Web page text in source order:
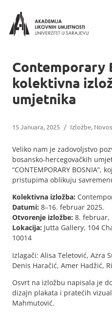
Contemporary
kolektivna
umjetnika
15 Januara, 2025 / Izložbe,
Veliko nam je zadovoljstvo
bosansko-hercegovačkih
“CONTEMPORARY BOSNIA”,
pristupima oblikuju
Kolektivna izložba:
Datumi: 8–16. februar 2025.
Otvorenje izložbe: 8. februar,
Lokacija: Jutta Gallery, 104
10014
Izlagači: Alisa Teletović, Azra
Denis Haračić, Amer Hadžić,
Osvrt na izložbu napisala je
dizajn plakata i pratećih
Mahmutović.